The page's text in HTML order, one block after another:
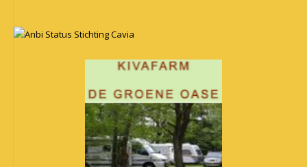
Anbi Status Stichting Cavia